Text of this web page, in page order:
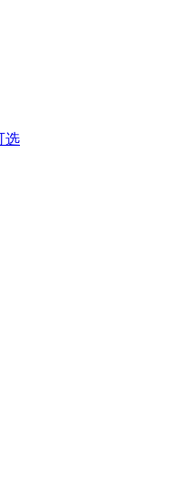
选